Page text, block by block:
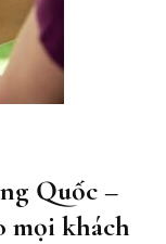
Quốc –
mọi khách